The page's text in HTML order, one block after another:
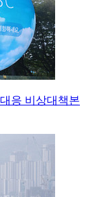
응 비상대책본